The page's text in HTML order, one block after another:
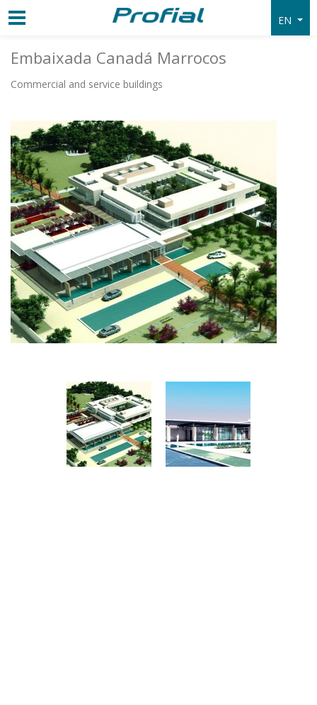
EN
Embaixada Canadá Marrocos
Commercial and service buildings